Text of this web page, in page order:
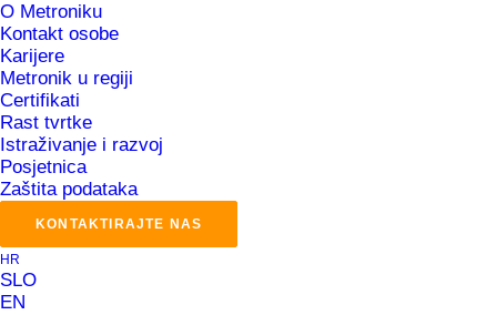
O Metroniku
Kontakt osobe
Karijere
Metronik u regiji
Certifikati
Rast tvrtke
Istraživanje i razvoj
Posjetnica
Zaštita podataka
KONTAKTIRAJTE NAS
HR
SLO
EN
Područje
Rješenja
MePIS MES
MePIS OPEX